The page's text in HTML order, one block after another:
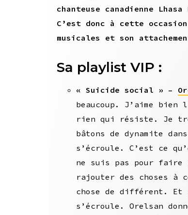
chanteuse canadienne
C’est donc à cette
musicales et son
Sa playlist VIP :
« Suicide social » –
beaucoup. J’aime
rien qui résiste. Je
bâtons de dynamite
s’écroule. C’est ce
ne suis pas pour faire
rajouter des choses à
chose de différent.
s’écroule. Orelsan